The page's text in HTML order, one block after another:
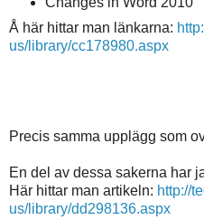
Å här hittar man länkarna:
us/library/cc178980.aspx
Precis samma upplägg som
En del av dessa sakerna har
Här hittar man artikeln: http://
us/library/dd298136.aspx